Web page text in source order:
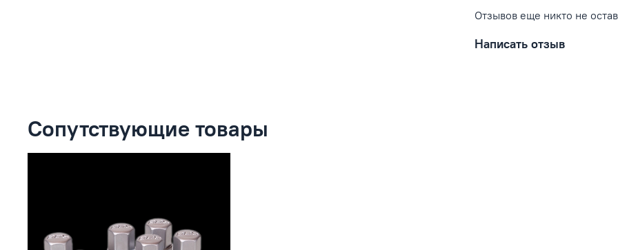
Отзывов еще никто не
Написать отзыв
Сопутствующие товары